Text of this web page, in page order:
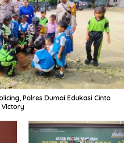
Polres Dumai Edukasi Cinta
Victory